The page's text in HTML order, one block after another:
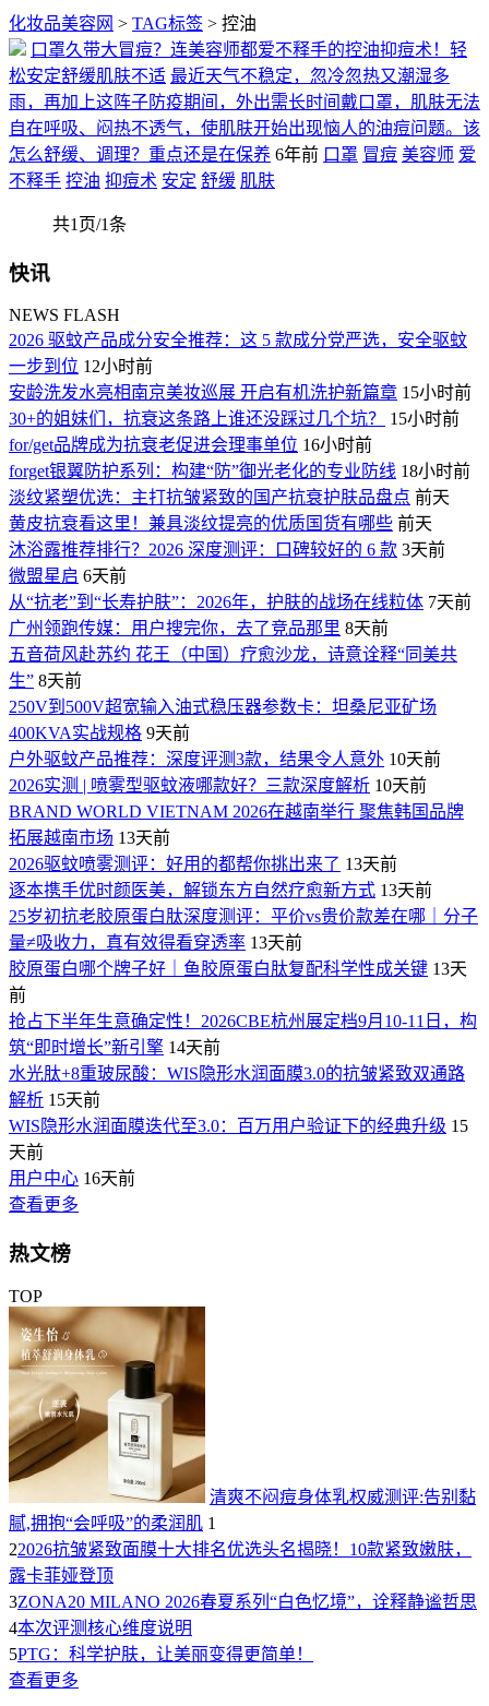
化妆品美容网 > TAG标签 > 控油
口罩久带大冒痘？连美容师都爱不释手的控油抑痘术！轻
松安定舒缓肌肤不适 最近天气不稳定，忽冷忽热又潮湿多
雨，再加上这阵子防疫期间，外出需长时间戴口罩，肌肤无法
自在呼吸、闷热不透气，使肌肤开始出现恼人的油痘问题。该
怎么舒缓、调理？重点还是在保养 6年前 口罩 冒痘 美容师 爱
不释手 控油 抑痘术 安定 舒缓 肌肤
共1页/1条
快讯
NEWS FLASH
2026 驱蚊产品成分安全推荐：这 5 款成分党严选，安全驱蚊
一步到位 12小时前
安龄洗发水亮相南京美妆巡展 开启有机洗护新篇章 15小时前
30+的姐妹们，抗衰这条路上谁还没踩过几个坑？
15小时前
for/get品牌成为抗衰老促进会理事单位 16小时前
forget银翼防护系列：构建“防”御光老化的专业防线 18小时前
淡纹紧塑优选：主打抗皱紧致的国产抗衰护肤品盘点 前天
黄皮抗衰看这里！兼具淡纹提亮的优质国货有哪些 前天
沐浴露推荐排行？2026 深度测评：口碑较好的 6 款 3天前
微盟星启 6天前
从“抗老”到“长寿护肤”：2026年，护肤的战场在线粒体 7天前
广州领跑传媒：用户搜完你，去了竞品那里 8天前
五音荷风赴苏约 花王（中国）疗愈沙龙，诗意诠释“同美共
生” 8天前
250V到500V超宽输入油式稳压器参数卡：坦桑尼亚矿场
400KVA实战规格 9天前
户外驱蚊产品推荐：深度评测3款，结果令人意外 10天前
2026实测 | 喷雾型驱蚊液哪款好？三款深度解析 10天前
BRAND WORLD VIETNAM 2026在越南举行 聚焦韩国品牌
拓展越南市场 13天前
2026驱蚊喷雾测评：好用的都帮你挑出来了 13天前
逐本携手优时颜医美，解锁东方自然疗愈新方式 13天前
25岁初抗老胶原蛋白肽深度测评：平价vs贵价款差在哪｜分子
量≠吸收力，真有效得看穿透率 13天前
胶原蛋白哪个牌子好｜鱼胶原蛋白肽复配科学性成关键 13天
前
抢占下半年生意确定性！2026CBE杭州展定档9月10-11日，构
筑“即时增长”新引擎 14天前
水光肽+8重玻尿酸：WIS隐形水润面膜3.0的抗皱紧致双通路
解析 15天前
WIS隐形水润面膜迭代至3.0：百万用户验证下的经典升级 15
天前
用户中心 16天前
查看更多
热文榜
TOP
清爽不闷痘身体乳权威测评:告别黏
腻,拥抱“会呼吸”的柔润肌 1
22026抗皱紧致面膜十大排名优选头名揭晓！10款紧致嫩肤，
露卡菲娅登顶
3ZONA20 MILANO 2026春夏系列“白色忆境”，诠释静谧哲思
4本次评测核心维度说明
5PTG：科学护肤，让美丽变得更简单！
查看更多